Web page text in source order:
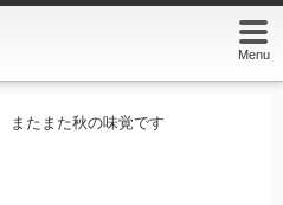
Menu
またまた秋の味覚です